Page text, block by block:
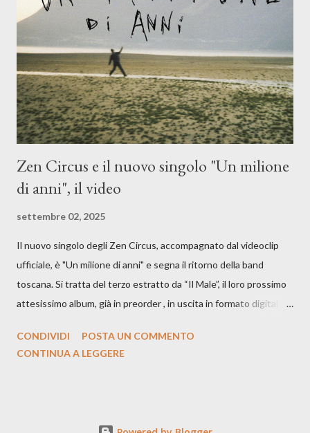
moglie, del senso di sconfitta e del caldo afoso che opprime,
giusta condizione di sopraffazione: "Non so che ora è, che giorno
è, di questa estate che...". E' raro fare uscire come singolo una
cover, ma...
Zen Circus e il nuovo singolo "Un milione
di anni", il video
settembre 02, 2025
Il nuovo singolo degli Zen Circus, accompagnato dal videoclip
ufficiale, è "Un milione di anni" e segna il ritorno della band
toscana. Si tratta del terzo estratto da “Il Male”, il loro prossimo
attesissimo album, già in preorder , in uscita in formato digitale il
Records. GUARDA IL VIDEO: CREDITI Produced by A71
CONDIVIDI
POSTA UN COMMENTO
CONTINUA A LEGGERE